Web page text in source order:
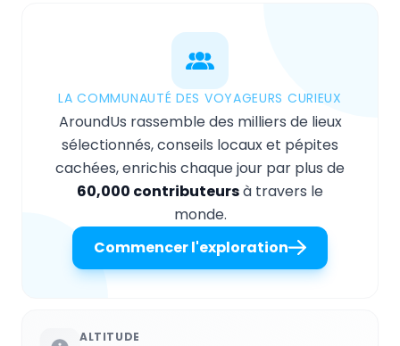
LA COMMUNAUTÉ DES VOYAGEURS CURIEUX
AroundUs rassemble des milliers de lieux
sélectionnés, conseils locaux et pépites
cachées, enrichis chaque jour par plus de
60,000 contributeursà travers le
monde.
Commencer l'exploration
ALTITUDE